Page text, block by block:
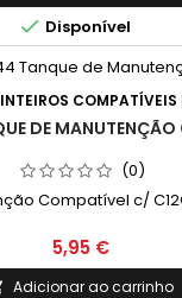
 Disponível
COMPATÍVEIS
DE MANUTENÇÃO
(0)
Compatível c/
Preço
5,95 €
Adicionar ao carrinho